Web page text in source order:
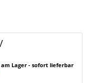
am Lager - sofort lieferbar